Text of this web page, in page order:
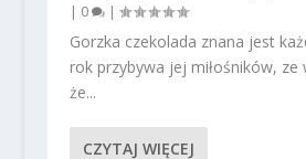
| 0 |
Gorzka czekolada znana jest
rok przybywa jej miłośników, ze
że...
CZYTAJ WIĘCEJ